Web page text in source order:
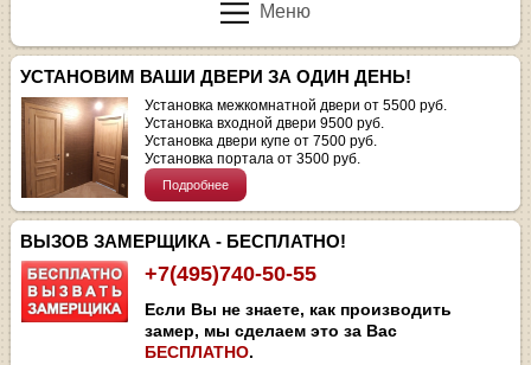
Меню
УСТАНОВИМ ВАШИ ДВЕРИ ЗА ОДИН ДЕНЬ!
Установка межкомнатной двери от 5500 руб.
Установка входной двери 9500 руб.
Установка двери купе от 7500 руб.
Установка портала от 3500 руб.
Подробнее
ВЫЗОВ ЗАМЕРЩИКА - БЕСПЛАТНО!
+7(495)740-50-55
Если Вы не знаете, как производить
замер, мы сделаем это за Вас
БЕСПЛАТНО.